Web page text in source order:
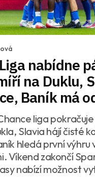
nabídne
na Duklu,
Baník má
liga
Slavia hájí čisté
hledá první výhru
Víkend zakončí
nabízí možnost